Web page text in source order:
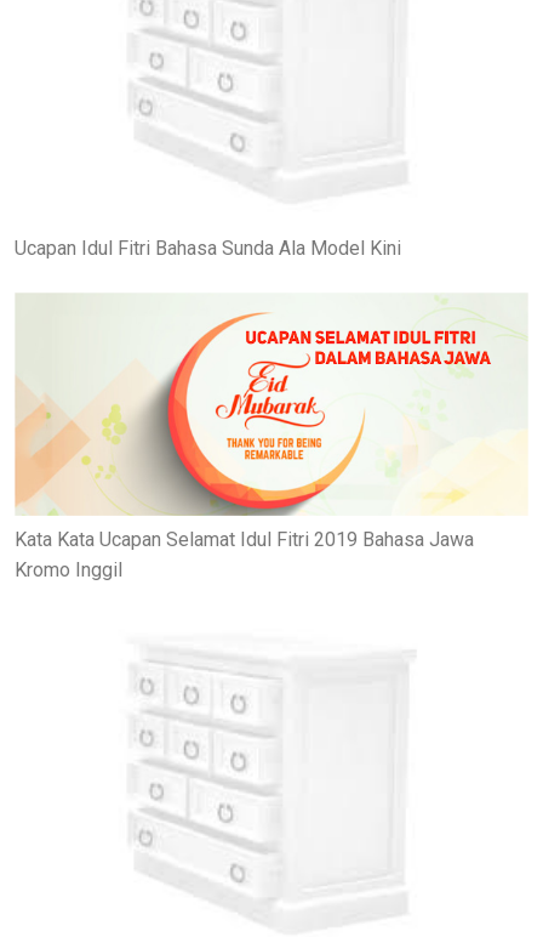
Ucapan Idul Fitri Bahasa Sunda Ala Model Kini
Kata Kata Ucapan Selamat Idul Fitri 2019 Bahasa Jawa
Kromo Inggil